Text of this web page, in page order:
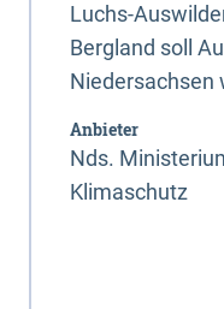
Luchs-
Bergland soll
Niedersachsen
Anbieter
Nds.
Klimaschutz